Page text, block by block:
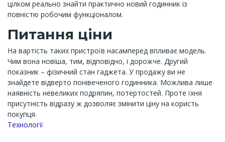
цілком реально знайти практично новий годинник із
повністю робочим функціоналом.
Питання ціни
На вартість таких пристроїв насамперед впливає модель.
Чим вона новіша, тим, відповідно, і дорожче. Другий
показник – фізичний стан гаджета. У продажу ви не
знайдете відверто понівеченого годинника. Можлива лише
наявність невеликих подряпин, потертостей. Проте їхня
присутність відразу ж дозволяє змінити ціну на користь
покупця.
Channel
Технології